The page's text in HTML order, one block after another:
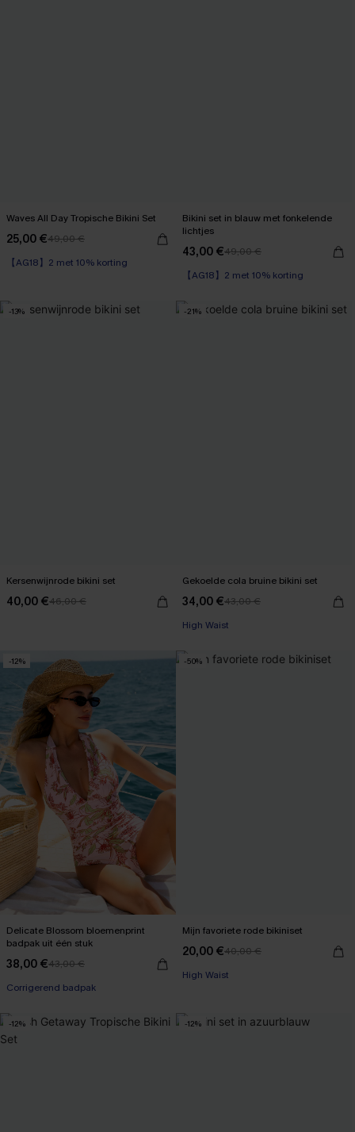
Waves All Day Tropische Bikini Set
25,00 €49,00 €
【AG18】2 met 10% korting
Bikini set in blauw met fonkelende
lichtjes
43,00 €49,00 €
【AG18】2 met 10% korting
-13%
Kersenwijnrode bikini set
40,00 €46,00 €
-21%
Gekoelde cola bruine bikini set
34,00 €43,00 €
【AG18】2 met 10% korting
High Waist
-12%
Delicate Blossom bloemenprint
badpak uit één stuk
38,00 €43,00 €
【AG18】2 met 10% korting
Corrigerend badpak
-50%
Mijn favoriete rode bikiniset
20,00 €40,00 €
【AG18】2 met 10% korting
High Waist
-12% -12%